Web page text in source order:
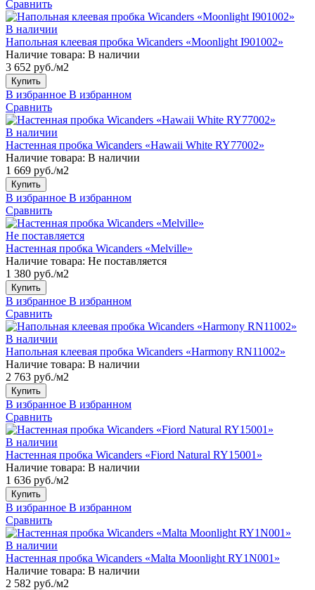
Сравнить
В наличии
Напольная клеевая пробка Wicanders «Moonlight I901002»
Наличие товара: В наличии
3 652 руб./м2
Купить
В избранное В избранном
Сравнить
В наличии
Настенная пробка Wicanders «Hawaii White RY77002»
Наличие товара: В наличии
1 669 руб./м2
Купить
В избранное В избранном
Сравнить
Не поставляется
Настенная пробка Wicanders «Melville»
Наличие товара: Не поставляется
1 380 руб./м2
Купить
В избранное В избранном
Сравнить
В наличии
Напольная клеевая пробка Wicanders «Harmony RN11002»
Наличие товара: В наличии
2 763 руб./м2
Купить
В избранное В избранном
Сравнить
В наличии
Настенная пробка Wicanders «Fiord Natural RY15001»
Наличие товара: В наличии
1 636 руб./м2
Купить
В избранное В избранном
Сравнить
В наличии
Настенная пробка Wicanders «Malta Moonlight RY1N001»
Наличие товара: В наличии
2 582 руб./м2